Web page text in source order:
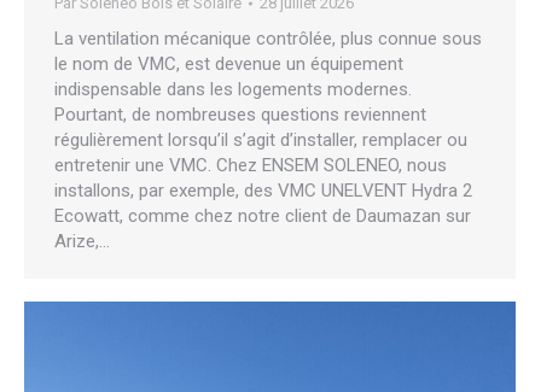
La ventilation mécanique contrôlée, plus connue sous
le nom de VMC, est devenue un équipement
indispensable dans les logements modernes.
Pourtant, de nombreuses questions reviennent
régulièrement lorsqu’il s’agit d’installer, remplacer ou
entretenir une VMC. Chez ENSEM SOLENEO, nous
installons, par exemple, des VMC UNELVENT Hydra 2
Ecowatt, comme chez notre client de Daumazan sur
Arize,…